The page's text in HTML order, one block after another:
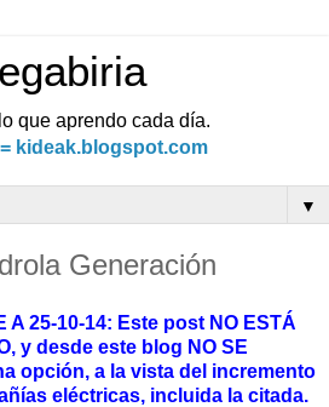
que aprendo cada día.
kideak.blogspot.com
▼
Generación
A 25-10-14: Este post NO ESTÁ
y desde este blog NO SE
opción, a la vista del incremento
eléctricas, incluida la citada.